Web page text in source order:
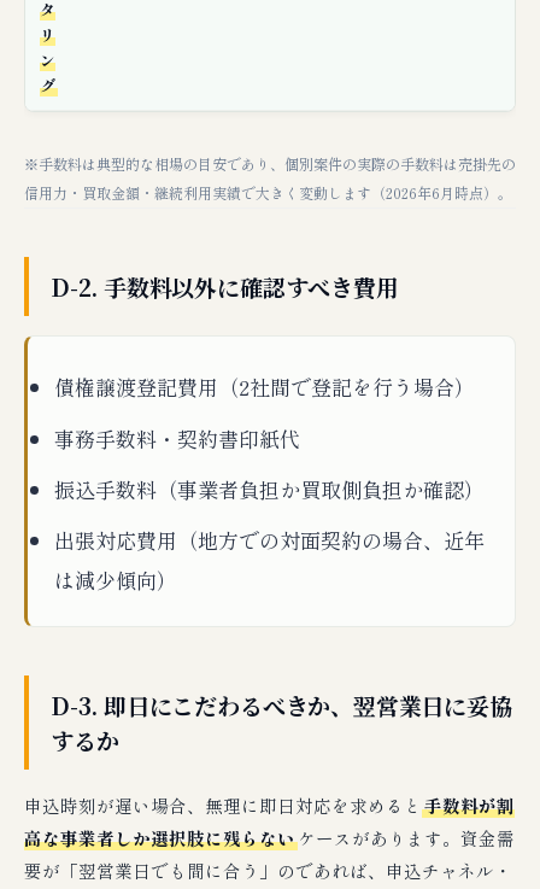
タ
リ
ン
グ
※手数料は典型的な相場の目安であり、個別案件の実際の手数料は売掛先の
信用力・買取金額・継続利用実績で大きく変動します（2026年6月時点）。
D-2. 手数料以外に確認すべき費用
債権譲渡登記費用（2社間で登記を行う場合）
事務手数料・契約書印紙代
振込手数料（事業者負担か買取側負担か確認）
出張対応費用（地方での対面契約の場合、近年
は減少傾向）
D-3. 即日にこだわるべきか、翌営業日に妥協
するか
申込時刻が遅い場合、無理に即日対応を求めると 手数料が割
高な事業者しか選択肢に残らないケースがあります。資金需
要が「翌営業日でも間に合う」のであれば、申込チャネル・